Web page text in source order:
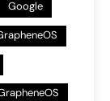
Google